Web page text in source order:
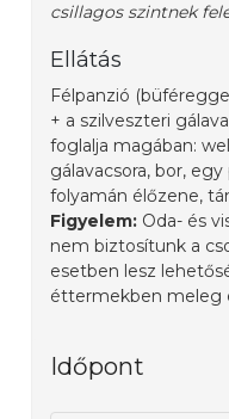
csillagos szintnek
Ellátás
Félpanzió
+ a szilveszteri
foglalja magában:
gálavacsora, bor,
folyamán élőzene,
Figyelem: Oda- és
nem biztosítunk a
esetben lesz
éttermekben meleg
Időpont